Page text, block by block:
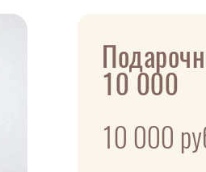
10 000
10 000